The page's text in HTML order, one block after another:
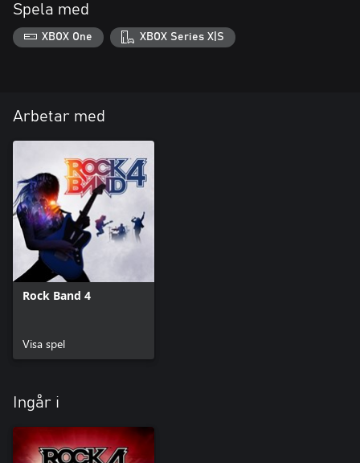
Spela med
XBOX One XBOX Series X|S
Arbetar med
Rock Band 4
Visa spel
Ingår i